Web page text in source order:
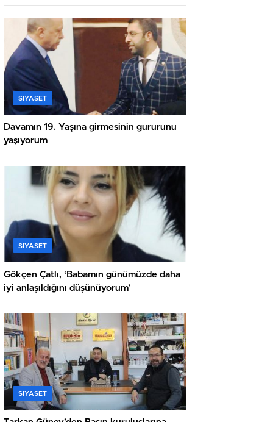
SIYASET
Davamın 19. Yaşına girmesinin gururunu
yaşıyorum
SIYASET
Gökçen Çatlı, ‘Babamın günümüzde daha
iyi anlaşıldığını düşünüyorum’
SIYASET